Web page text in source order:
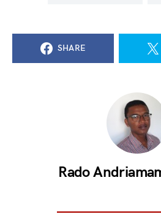
SHARE
Rado